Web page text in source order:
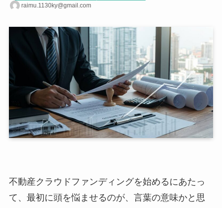
raimu.1130ky@gmail.com
不動産クラウドファンディングを始めるにあたっ
て、最初に頭を悩ませるのが、言葉の意味かと思